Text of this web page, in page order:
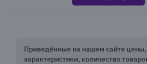
Приведённые на нашем сайте цены,
характеристики, количество